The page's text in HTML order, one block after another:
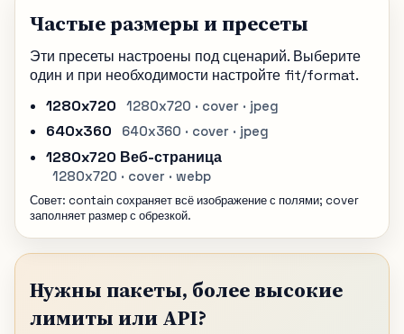
Частые размеры и пресеты
Эти пресеты настроены под сценарий. Выберите
один и при необходимости настройте fit/format.
1280x720
1280x720 · cover · jpeg
640x360 640x360 · cover · jpeg
1280x720 Веб-страница
1280x720 · cover · webp
Совет: contain сохраняет всё изображение с полями; cover
заполняет размер с обрезкой.
Нужны пакеты, более высокие
лимиты или API?